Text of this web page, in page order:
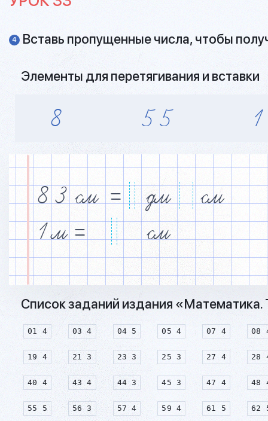
4 Вставь пропущенные числа, чтобы
Элементы для перетягивания и вставки
8 5 5 1
8 3 см = дм
см
1 м = см
Список заданий издания «Математика.
01 4 03 4 04 5 05 4 07 4 08
19 4 21 3 23 3 25 3 27 4 28
40 4 43 4 44 3 45 3 47 4 48
55 5 56 3 57 4 59 4 61 5 62